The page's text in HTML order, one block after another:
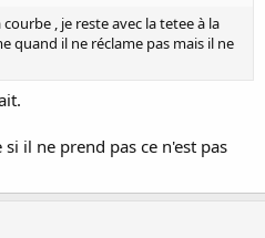
courbe , je reste avec la tetee à la
quand il ne réclame pas mais il ne
il ne prend pas ce n'est pas